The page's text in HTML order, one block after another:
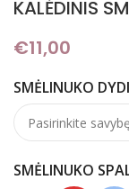
KALĖDINIS
€11,00
SMĖLINUKO
SMĖLINUKO